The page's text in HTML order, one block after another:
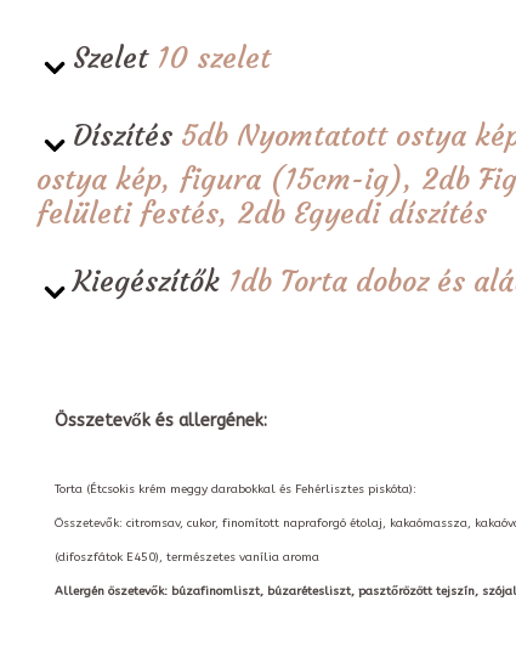
Szelet 10 szelet
Díszítés 5db Nyomtatott ostya
ostya kép, figura (15cm-ig), 2db
felületi festés, 2db Egyedi díszítés
Kiegészítők 1db Torta doboz és
Összetevők és allergének:
Torta (Étcsokis krém meggy darabokkal és Fehérlisztes piskóta):
Összetevők: citromsav, cukor, finomított napraforgó étolaj, kakaómassza,
(difoszfátok E450), természetes vanília aroma
Allergén öszetevők: búzafinomliszt, búzarétesliszt, pasztőrözött tejszín,